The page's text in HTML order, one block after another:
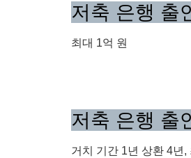
저축 은행 출
최대 1억 원
저축 은행 출
거치 기간 1년 상환 4년